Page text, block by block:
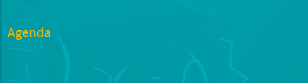
Agenda